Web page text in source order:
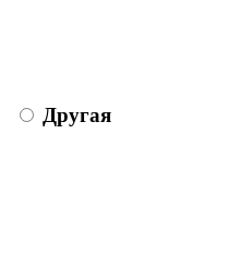
Другая